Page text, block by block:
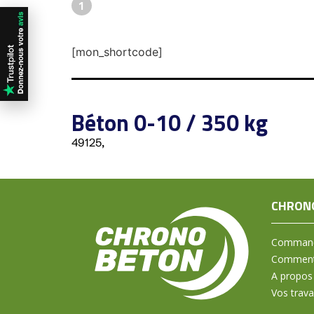
1
[mon_shortcode]
Béton 0-10 / 350 kg
49125,
A propos
Vos